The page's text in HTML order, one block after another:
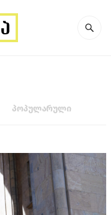
პოპულარული